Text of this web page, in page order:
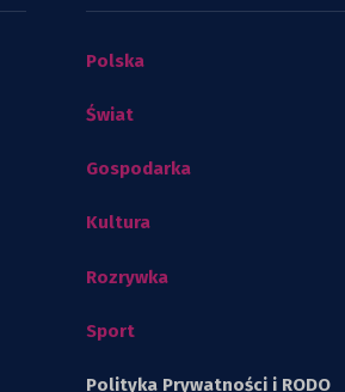
Polska
Świat
Gospodarka
Kultura
Rozrywka
Sport
Polityka Prywatności i RODO